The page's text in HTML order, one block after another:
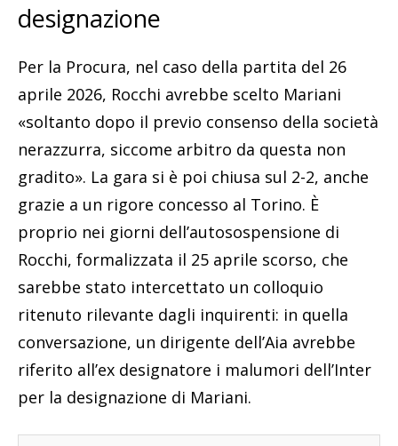
designazione
Per la Procura, nel caso della partita del 26
aprile 2026, Rocchi avrebbe scelto Mariani
«soltanto dopo il previo consenso della società
nerazzurra, siccome arbitro da questa non
gradito». La gara si è poi chiusa sul 2-2, anche
grazie a un rigore concesso al Torino. È
proprio nei giorni dell’autosospensione di
Rocchi, formalizzata il 25 aprile scorso, che
sarebbe stato intercettato un colloquio
ritenuto rilevante dagli inquirenti: in quella
conversazione, un dirigente dell’Aia avrebbe
riferito all’ex designatore i malumori dell’Inter
per la designazione di Mariani.